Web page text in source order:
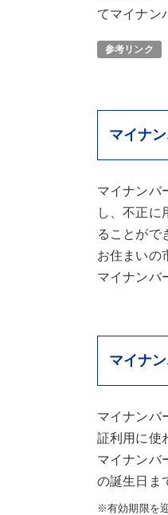
てマイナン
参考リンク
マイナ
マイナンバ
し、不正に
ることがで
お住まいの
マイナンバ
マイナ
マイナンバ
証利用に使
マイナンバ
の誕生日ま
※有効期限を